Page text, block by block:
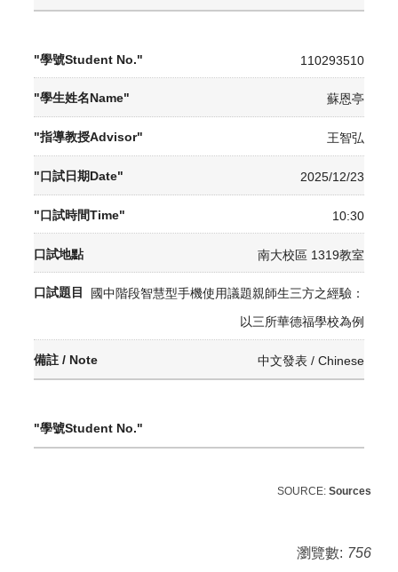
110293510
蘇恩亭
王智弘
2025/12/23
10:30
南大校區 1319教室
國中階段智慧型手機使用議題親師生三方之經驗：
以三所華德福學校為例
中文發表 / Chinese
SOURCE: Sources
瀏覽數: 756